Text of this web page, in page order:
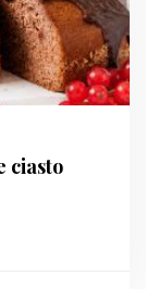
ciasto